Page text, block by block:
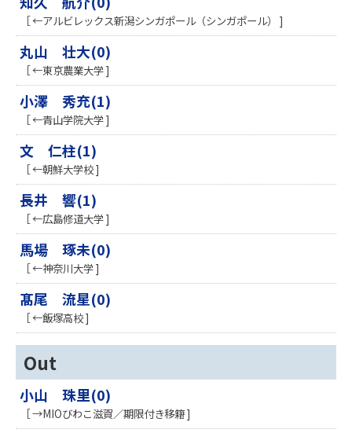
［ ←アルビレックス新潟シンガポール（シンガポール） ]
丸山 壮大(0)
［ ←東京農業大学 ]
小澤 秀充(1)
［ ←青山学院大学 ]
文 仁柱(1)
［ ←朝鮮大学校 ]
長井 響(1)
［ ←広島修道大学 ]
馬場 琢未(0)
［ ←神奈川大学 ]
髙尾 流星(0)
［ ←飯塚高校 ]
Out
小山 珠里(0)
［ →MIOびわこ滋賀／期限付き移籍 ]